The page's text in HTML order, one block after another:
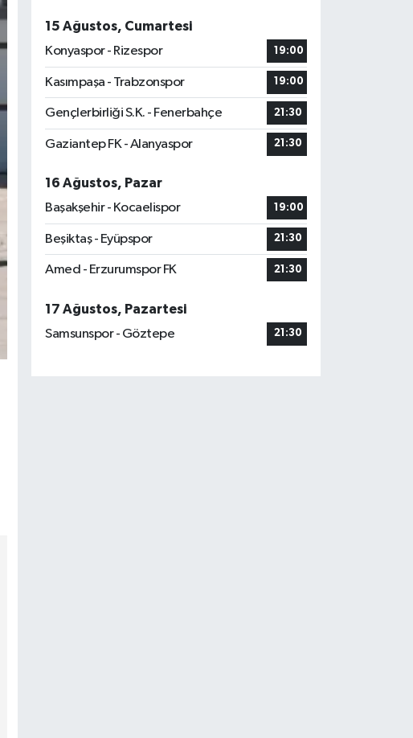
15 Ağustos, Cumartesi
Konyaspor - Rizespor
19:00
Kasımpaşa - Trabzonspor 19:00
Gençlerbirliği S.K. - Fenerbahçe 21:30
Gaziantep FK - Alanyaspor 21:30
16 Ağustos, Pazar
Başakşehir - Kocaelispor
19:00
Beşiktaş - Eyüpspor 21:30
Amed - Erzurumspor FK 21:30
17 Ağustos, Pazartesi
Samsunspor - Göztepe
21:30